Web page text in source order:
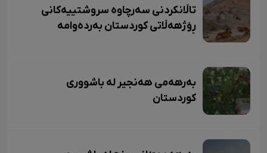
تاڵانکردنی سەرچاوە سروشتییەکانی
ڕۆژهەڵاتی کوردستان بەردەوامە
بەرهەمی هەنجیر لە باشووری
کوردستان